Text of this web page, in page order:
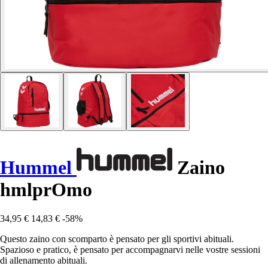
Hummel
Zaino
hmlprOmo
34,95 € 14,83 € -58%
Questo zaino con scomparto è pensato per gli sportivi abituali.
Spazioso e pratico, è pensato per accompagnarvi nelle vostre sessioni
di allenamento abituali.